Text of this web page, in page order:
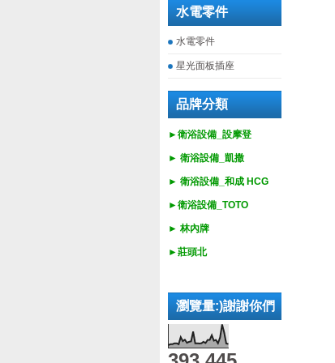
水電零件
水電零件
星光面板插座
品牌分類
►衛浴設備_設摩登
► 衛浴設備_ 凱撒
► 衛浴設備_ 和成 HCG
►衛浴設備_ TOTO
► 林內牌
►莊頭北
瀏覽量:)謝謝你們